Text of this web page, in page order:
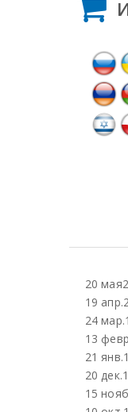
20 мая2
19 апр.2
24 мар.1
13
21 янв.1
20 дек.1
15